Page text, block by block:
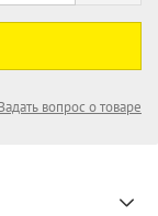
вопрос о товаре